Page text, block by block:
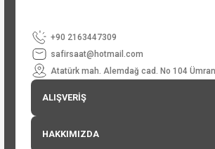
+90 2163447309
safirsaat@hotmail.com
Atatürk mah. Alemdağ cad. No 104
ALIŞVERİŞ
HAKKIMIZDA